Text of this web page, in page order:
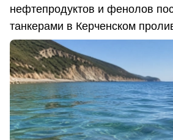
нефтепродуктов и фенолов
танкерами в Керченском